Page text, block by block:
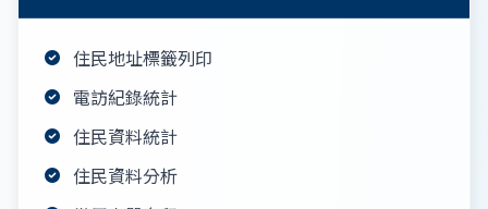
住民地址標籤列印
電訪紀錄統計
住民資料統計
住民資料分析